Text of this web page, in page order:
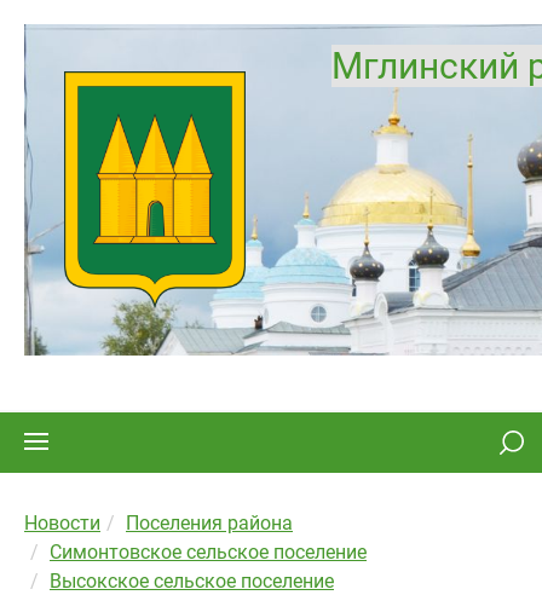
Мглинский
Новости
Поселения района
Симонтовское сельское поселение
Высокское сельское поселение